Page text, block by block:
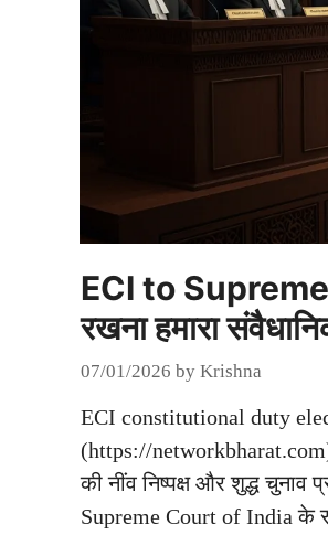
ECI to Supreme
रखना हमारा
07/01/2026 by Krishna
ECI constitutional duty
(https://
की नींव निष्पक्ष और शुद्ध
Supreme Court of India के